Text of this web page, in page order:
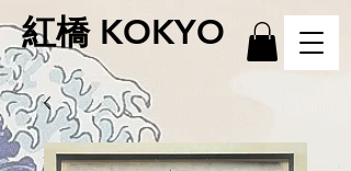
紅橋 KOKYO